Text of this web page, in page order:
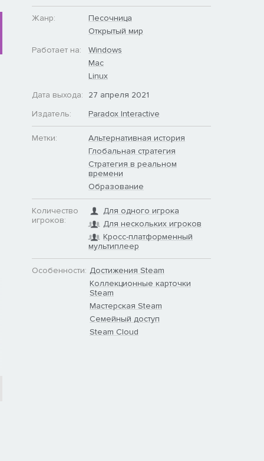
Жанр:
Песочница
Открытый мир
Работает на:
Windows
Mac
Linux
Дата выхода:
27 апреля 2021
Издатель:
Paradox Interactive
Метки:
Альтернативная история
Глобальная стратегия
Стратегия в реальном
времени
Образование
Количество
игроков:
Для одного игрока
Для нескольких игроков
Кросс-платформенный
мультиплеер
Особенности: Достижения Steam
Коллекционные карточки
Steam
Мастерская Steam
Семейный доступ
Steam Cloud